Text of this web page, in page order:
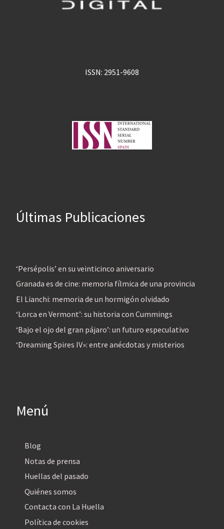
ISSN: 2951-9608
Últimas Publicaciones
‘Persépolis’ en su veinticinco aniversario
Granada es de cine: memoria fílmica de una provincia
El Lianchi: memoria de un hormigón olvidado
‘Lorca en Vermont’: su historia con Cummings
‘Bajo el ojo del gran pájaro’: un futuro especulativo
‘Dreaming Spires IV»: entre anécdotas y misterios
Menú
Blog
Notas de prensa
Huellas del pasado
Quiénes somos
Contacta con La Huella
Política de cookies